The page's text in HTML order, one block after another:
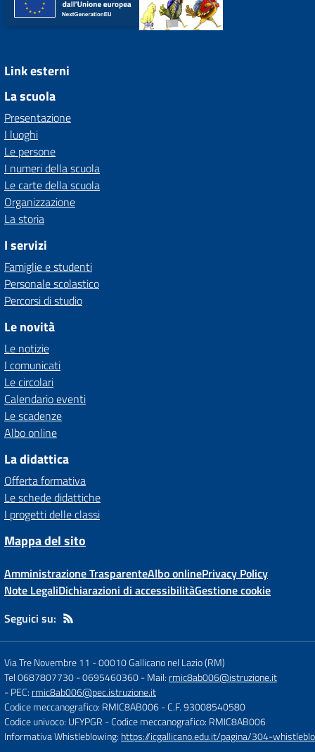
Link esterni
La scuola
Presentazione
I luoghi
Le persone
I numeri della scuola
Le carte della scuola
Organizzazione
La storia
I servizi
Famiglie e studenti
Personale scolastico
Percorsi di studio
Le novità
Le notizie
I comunicati
Le circolari
Calendario eventi
Le scadenze
Albo online
La didattica
Offerta formativa
Le schede didattiche
I progetti delle classi
Mappa del sito
Amministrazione TrasparenteAlbo onlinePrivacy Policy
Note LegaliDichiarazioni di accessibilitàGestione cookie
Seguici su:
Via Tre Novembre 11 -00010 Gallicano nel Lazio (RM)
Tel 0687807730 - 0695460360- Mail: rmic8ab006@istruzione.it
- PEC: rmic8ab006@pec.istruzione.it
Codice meccanografico: RMIC8AB006- C.F. 93008540580
Codice univoco: UFYPGR - Codice meccanografico: RMIC8AB006
Informativa Whistleblowing: https://icgallicano.edu.it/pagina/304-